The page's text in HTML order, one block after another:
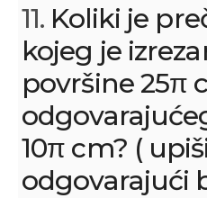
11. Koliki je
kojeg je
površine 25π
10π cm? (
odgovarajući